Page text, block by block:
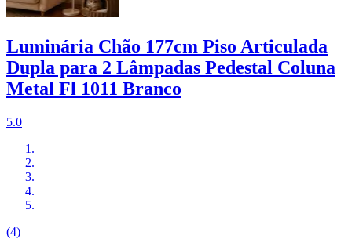
Luminária Chão 177cm Piso Articulada
Dupla para 2 Lâmpadas Pedestal Coluna
Metal Fl 1011 Branco
5.0
(4)